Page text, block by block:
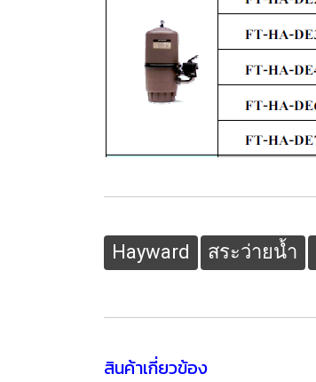
Hayward สระว่ายน้ำ
สินค้าเกี่ยวข้อง